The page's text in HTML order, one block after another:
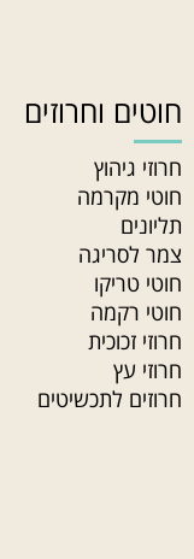
חוטים וחרוזים
חרוזי גיהוץ
חוטי מקרמה
תליונים
צמר לסריגה
חוטי טריקו
חוטי רקמה
חרוזי זכוכית
חרוזי עץ
חרוזים לתכשיטים